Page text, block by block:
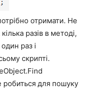
отримати. Не
разів в методі,
раз і
скрипті.
робиться для пошуку